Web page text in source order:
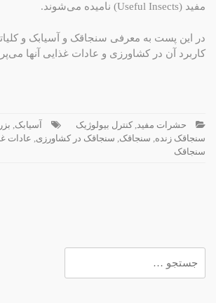
مفید (Useful Insects) نامیده می‌شوند.
در این پست به معرفی سنجاقک و آسیابک و
کاربرد آن در کشاورزی و عادات غذایی آنها
حشرات مفید, کنترل بیولوژیک آسیابک,
سنجاقک زنده, سنجاقک, سنجاقک در کشاورزی, عادات
سنجاقک
برای: